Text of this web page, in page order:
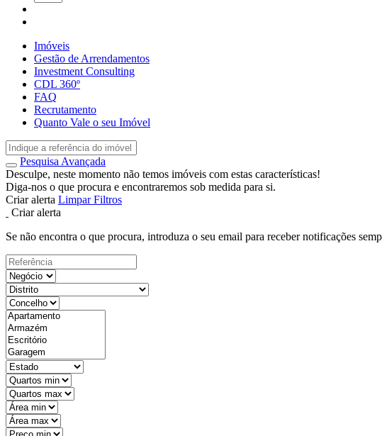
Imóveis
Gestão de Arrendamentos
Investment Consulting
CDL 360º
FAQ
Recrutamento
Quanto Vale o seu Imóvel
Pesquisa Avançada
Desculpe, neste momento não temos imóveis com estas características!
Diga-nos o que procura e encontraremos sob medida para si.
Criar alerta Limpar Filtros
Criar alerta
Se não encontra o que procura, introduza o seu email para receber notificações